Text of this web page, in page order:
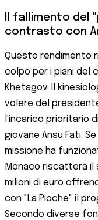
Il fallimento
contrasto con
Questo rendimento
colpo per i piani del
Khetagov. Il
volere del
l'incarico prioritario
giovane Ansu Fati.
missione ha
Monaco riscatterà il
milioni di euro
con "La Pioche" il
Secondo diverse